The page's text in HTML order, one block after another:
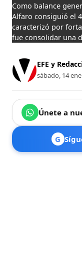
Como balance
Alfaro consiguió el
caracterizó por
fue consolidar una
EFE y
sábado, 14
Únete a
G